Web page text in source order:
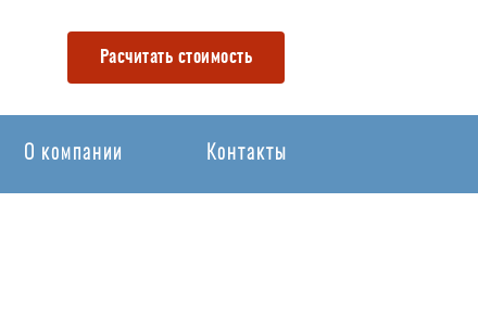
Расчитать стоимость
О компании Контакты